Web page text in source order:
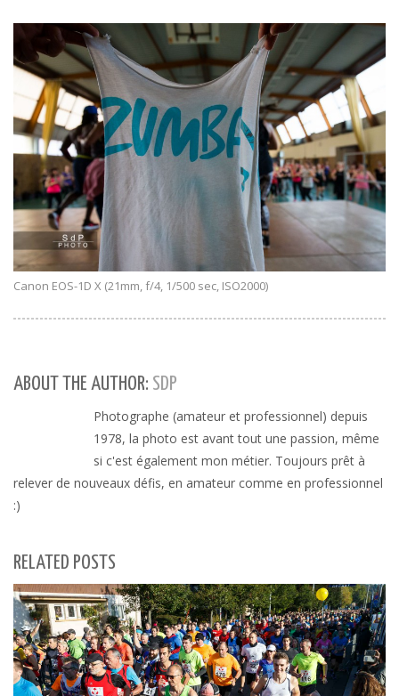
Canon EOS-1D X (21mm, f/4, 1/500 sec, ISO2000)
ABOUT THE AUTHOR: SDP
Photographe (amateur et professionnel) depuis
1978, la photo est avant tout une passion, même
si c'est également mon métier. Toujours prêt à
relever de nouveaux défis, en amateur comme en professionnel
:)
RELATED POSTS